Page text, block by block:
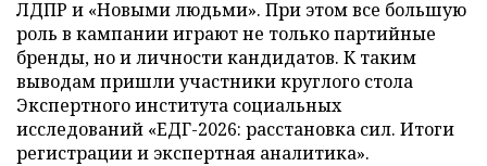
ЛДПР и «Новыми людьми». При этом все большую
роль в кампании играют не только партийные
бренды, но и личности кандидатов. К таким
выводам пришли участники круглого стола
Экспертного института социальных
исследований «ЕДГ-2026: расстановка сил. Итоги
регистрации и экспертная аналитика».